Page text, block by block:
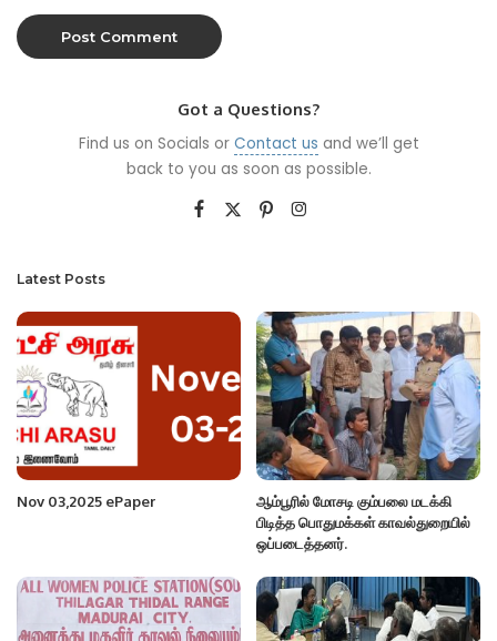
Got a Questions?
Find us on Socials or Contact us and we’ll get
back to you as soon as possible.
Latest Posts
Nov 03,2025 ePaper
ஆம்பூரில் மோசடி கும்பலை மடக்கி
பிடித்த பொதுமக்கள் காவல்துறையில்
ஒப்படைத்தனர்.